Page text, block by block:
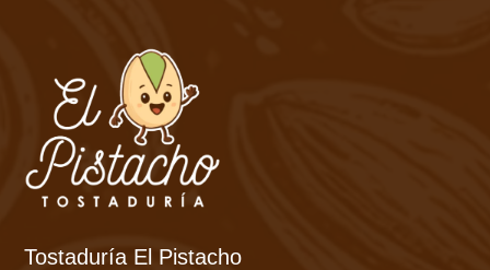
Tostaduría El Pistacho